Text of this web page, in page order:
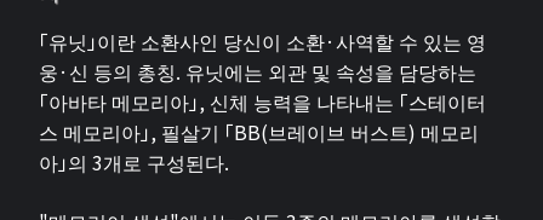
「유닛」이란 소환사인 당신이 소환·사역할 수 있는 영
웅·신 등의 총칭. 유닛에는 외관 및 속성을 담당하는
「아바타 메모리아」, 신체 능력을 나타내는 「스테이터
스 메모리아」, 필살기 「BB(브레이브 버스트) 메모리
아」의 3개로 구성된다.